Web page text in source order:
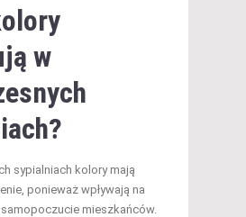
w
sypialniach kolory mają
ponieważ wpływają na
mieszkańców.